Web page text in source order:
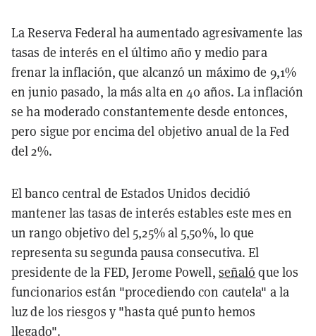
La Reserva Federal ha aumentado agresivamente las
tasas de interés en el último año y medio para
frenar la inflación, que alcanzó un máximo de 9,1%
en junio pasado, la más alta en 40 años. La inflación
se ha moderado constantemente desde entonces,
pero sigue por encima del objetivo anual de la Fed
del 2%.
El banco central de Estados Unidos decidió
mantener las tasas de interés estables este mes en
un rango objetivo del 5,25% al 5,50%, lo que
representa su segunda pausa consecutiva. El
presidente de la FED, Jerome Powell, señaló que los
funcionarios están "procediendo con cautela" a la
luz de los riesgos y "hasta qué punto hemos
llegado".